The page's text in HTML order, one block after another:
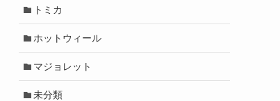
トミカ
ホットウィール
マジョレット
未分類